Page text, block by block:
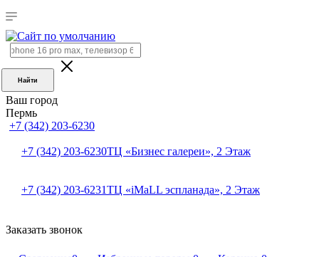
Найти
Ваш город
Пермь
+7 (342) 203-6230
+7 (342) 203-6230ТЦ «Бизнес галереи», 2 Этаж
+7 (342) 203-6231ТЦ «iMaLL эспланада», 2 Этаж
Заказать звонок